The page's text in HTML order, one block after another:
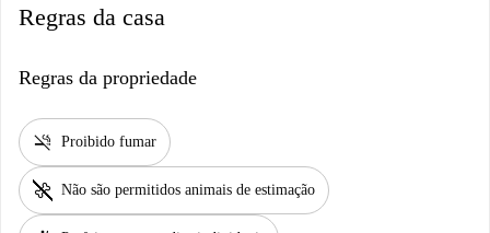
Regras da casa
Regras da propriedade
smoke_free Proibido fumar
pet_supplies Não são permitidos animais de estimação